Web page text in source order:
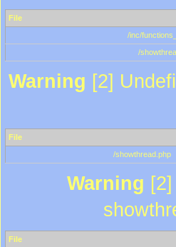
File
/inc/
/
Warning [2]
File
/showthread.php
Warning
File